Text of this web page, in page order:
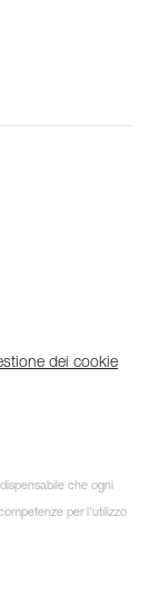
dei cookie
che ogni
per l’utilizzo